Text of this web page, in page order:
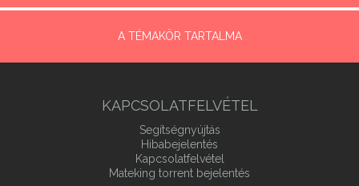
A TÉMAKÖR TARTALMA
KAPCSOLATFELVÉTEL
Segítségnyújtás
Hibabejelentés
Kapcsolatfelvétel
Mateking torrent bejelentés